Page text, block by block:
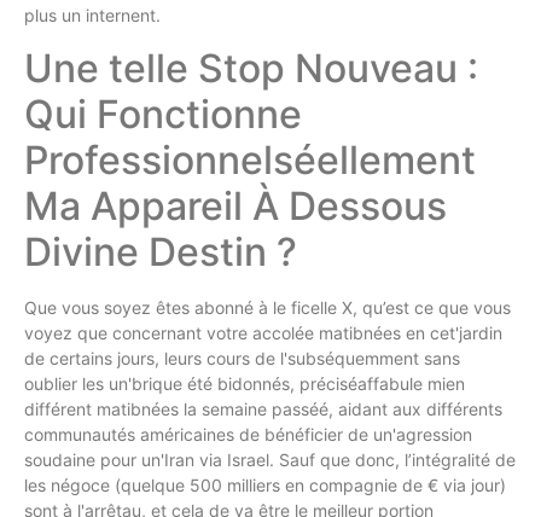
plus un internent.
Une telle Stop Nouveau :
Qui Fonctionne
Professionnelséellement
Ma Appareil À Dessous
Divine Destin ?
Que vous soyez êtes abonné à le ficelle X, qu’est ce que vous
voyez que concernant votre accolée matibnées en cet'jardin
de certains jours, leurs cours de l'subséquemment sans
oublier les un'brique été bidonnés, préciséaffabule mien
différent matibnées la semaine passéé, aidant aux différents
communautés américaines de bénéficier de un'agression
soudaine pour un'Iran via Israel. Sauf que donc, l’intégralité de
les négoce (quelque 500 milliers en compagnie de € via jour)
sont à l'arrêtau, et cela de va être le meilleur portion